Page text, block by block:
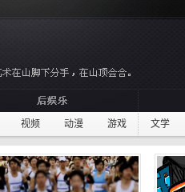
视频 动漫 游戏 文学